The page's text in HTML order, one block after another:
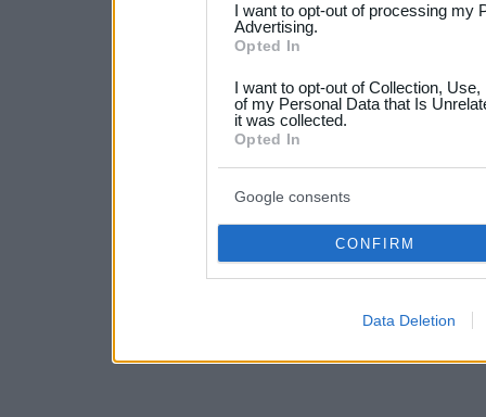
not limited to your visit or
your data for below
consent section.
I want to opt-out of processing my
Advertising.
Opted In
I want to opt-out of Collection,
of my Personal Data that Is
it was collected.
Opted In
Google consents
CONFIRM
Data Deletion